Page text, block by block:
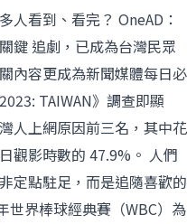
人看到、看完？ OneAD：
鍵 追劇，已成為台灣民眾
內容更成為新聞媒體每日必
TAIWAN》調查即顯
人上網原因前三名，其中花
觀影時數的 47.9%。 人們
定點駐足，而是追隨喜歡的
世界棒球經典賽（WBC）為